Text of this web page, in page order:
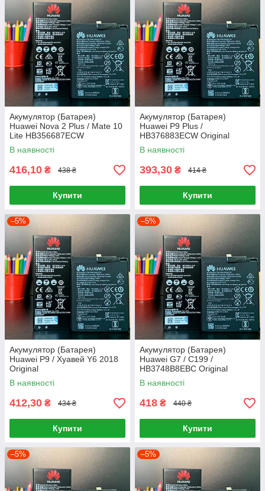
Акумулятор (Батарея)
Huawei Nova 2 Plus / Mate 10
Lite HB356687ECW
В наявності
416,10 ₴ 438 ₴
Купити
Акумулятор (Батарея)
Huawei P9 Plus /
HB376883ECW Original
В наявності
393,30 ₴ 414 ₴
Купити
–5%
Акумулятор (Батарея)
Huawei P9 / Хуавей Y6 2018
Original
В наявності
412,30 ₴ 434 ₴
Купити
–5%
Акумулятор (Батарея)
Huawei G7 / C199 /
HB3748B8EBC Original
В наявності
418 ₴ 440 ₴
Купити
–5% –5%